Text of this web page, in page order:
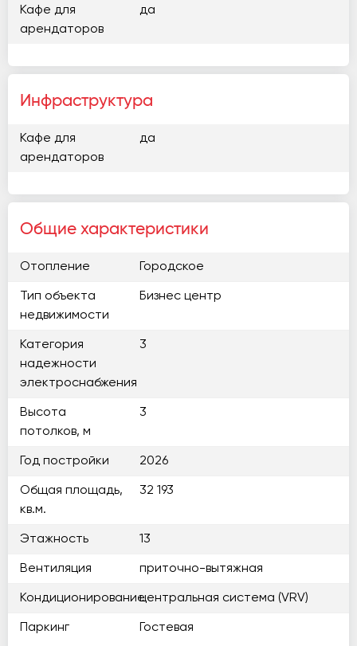
Кафе для
арендаторов
да
Инфраструктура
Кафе для
арендаторов
да
Общие характеристики
Отопление Городское
Тип объекта
недвижимости
Бизнес центр
Категория
надежности
электроснабжения
3
Высота
потолков, м
3
Год постройки 2026
Общая площадь,
кв.м.
32 193
Этажность 13
Вентиляция приточно-вытяжная
Кондиционированиецентральная система (VRV)
Паркинг Гостевая